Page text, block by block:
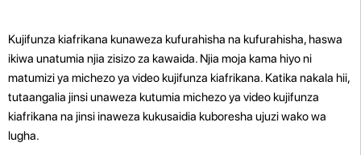
Kujifunza kiafrikana kunaweza kufurahisha na kufurahisha, haswa
ikiwa unatumia njia zisizo za kawaida. Njia moja kama hiyo ni
matumizi ya michezo ya video kujifunza kiafrikana. Katika nakala hii,
tutaangalia jinsi unaweza kutumia michezo ya video kujifunza
kiafrikana na jinsi inaweza kukusaidia kuboresha ujuzi wako wa
lugha.